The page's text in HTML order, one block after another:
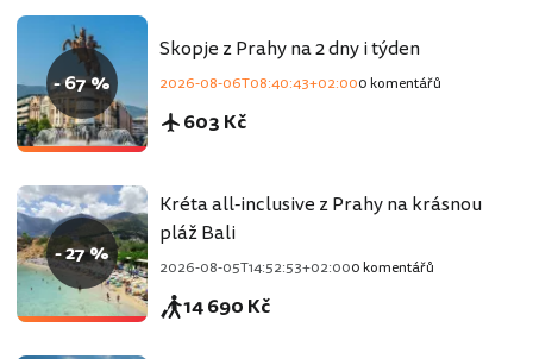
- 67 %
Skopje z Prahy na 2 dny i týden
2026-08-06T08:40:43+02:000 komentářů
603 Kč
- 27 %
Kréta all-inclusive z Prahy na krásnou
pláž Bali
2026-08-05T14:52:53+02:000 komentářů
14 690 Kč